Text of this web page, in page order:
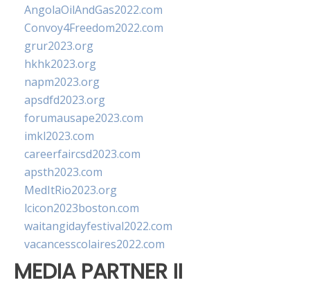
AngolaOilAndGas2022.com
Convoy4Freedom2022.com
grur2023.org
hkhk2023.org
napm2023.org
apsdfd2023.org
forumausape2023.com
imkl2023.com
careerfaircsd2023.com
apsth2023.com
MedItRio2023.org
lcicon2023boston.com
waitangidayfestival2022.com
vacancesscolaires2022.com
MEDIA PARTNER II